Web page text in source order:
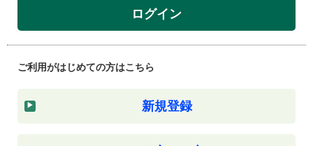
ログイン
ご利用がはじめての方はこちら
新規登録